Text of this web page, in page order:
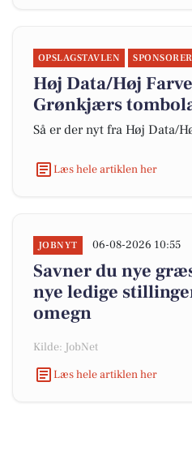
OPSLAGSTAVLEN
Høj Data/Høj
Grønkjærs
Så er der nyt fra Høj Data/
Læs hele artiklen her
JOBNYT 06-08-2026 10:55
Savner du nye
nye ledige
omegn
Kilde: JobNet
Læs hele artiklen her